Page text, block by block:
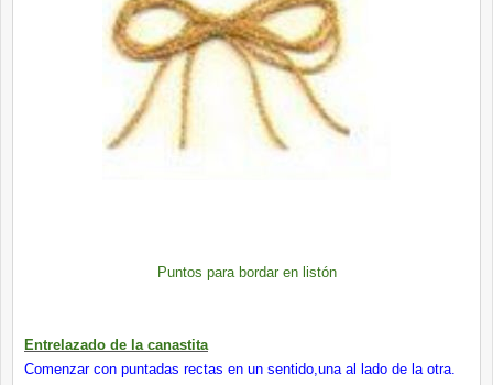
Puntos para bordar en listón
Entrelazado de la canastita
Comenzar con puntadas rectas en un sentido,una al lado de la otra.